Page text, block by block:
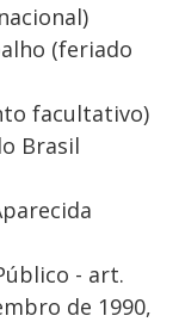
(feriado
facultativo)
Brasil
- art.
de 1990,